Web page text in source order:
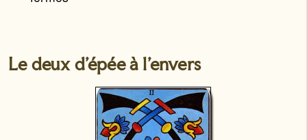
Le deux d'épée à l'envers